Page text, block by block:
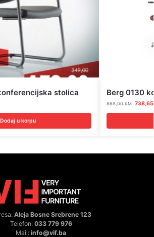
stolica
Dodaj u korpu
Berg 0130
869,00KM
Aleja Bosne Srebrene 123
Telefon: 033 779 976
Mail: info@vif.ba